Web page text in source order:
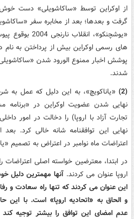
از اوکراین توسط «ساکاشویلی» دست
گرفت و بعدها؛ بعد از مخابره سفر
«یوشچنکو»، انقلاب نارنجی 2004 بوقوع پیوست
های رسمی اوکراین بیش از پرداختن به نام
پوشش اخبار ممنوع الورود شدن
شدند.
(2)
«یاناکویچ»، به این دلیل که عمل به
نهایی شدن عضویت اوکراین در «برنامه
تجارت آزاد با اروپا) را دخالت در امور
نهایی این توافقنامه شانه خالی کرد.
اعتراضات ماه نوامبر در اعتراض به تصمیم
در ابتدا، معترضین خواسته اصلی اعتراضات
اروپا عنوان می کردند.آنها مهمترین دلیل
این عنوان می کردند که تنها راه سعادت و
و الحاق به «اتحادیه اروپا» است. با
عدم امضای این توافق را بیشتر توجیه